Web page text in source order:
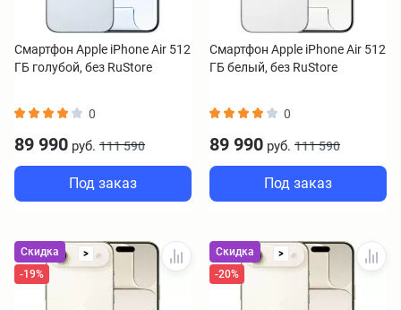
Смартфон Apple iPhone Air 512
ГБ голубой, без RuStore
0
89 990 руб. 111 590
Под заказ
Смартфон Apple iPhone Air 512
ГБ белый, без RuStore
0
89 990 руб. 111 590
Под заказ
Скидка
>
-19%
Скидка
>
-20%